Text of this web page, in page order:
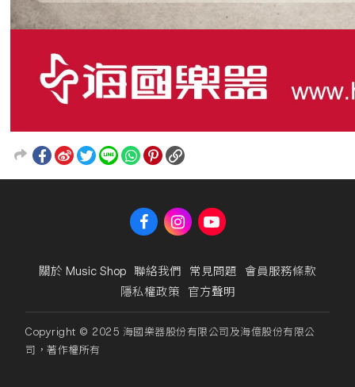
關於 Music Shop 聯絡我們 常見問題 會員服務條款
隱私權政策 官方聲明
Copyright © 2025 海國樂器股份有限公司及海億股份有限公
司，著作權所有